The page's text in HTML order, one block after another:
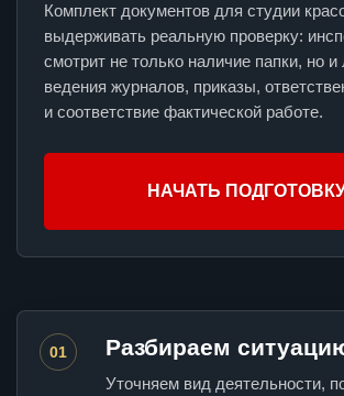
Комплект документов для студии
выдерживать реальную проверку:
смотрит не только наличие папки, но и
ведения журналов, приказы,
и соответствие фактической работе.
НАЧАТЬ
01 Разбираем
Уточняем вид деятельности,